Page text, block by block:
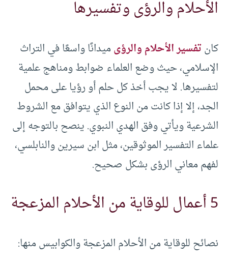
الأحلام والرؤى وتفسيرها
كانتفسير الأحلام والرؤىميدانًا واسعًا في التراث
الإسلامي، حيث وضع العلماء ضوابط ومناهج علمية
لتفسيرها. لا يجب أخذ كل حلم أو رؤيا على محمل
الجد، إلا إذا كانت من النوع الذي يتوافق مع الشروط
الشرعية ويأتي وفق الهدي النبوي. ينصح بالتوجه إلى
علماء التفسير الموثوقين، مثل ابن سيرين والنابلسي،
لفهم معاني الرؤى بشكل صحيح.
5 أعمال للوقاية من الأحلام المزعجة
نصائح للوقاية من الأحلام المزعجة والكوابيس منها: